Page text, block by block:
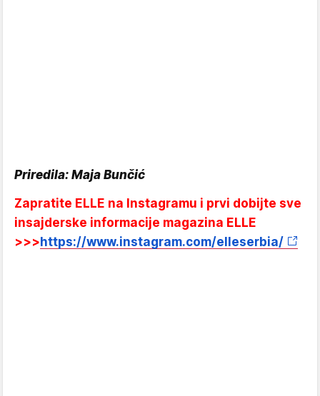
Priredila: Maja Bunčić
Zapratite ELLE na Instagramu i prvi dobijte sve
insajderske informacije magazina ELLE
>>> https://www.instagram.com/elleserbia/